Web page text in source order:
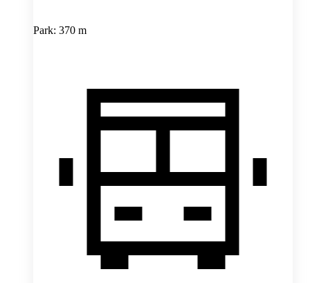
Park: 370 m